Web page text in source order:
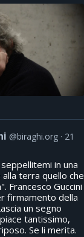
@biraghi.org
21
in una
terra quello che
Francesco Guccini
firmamento della
un segno
tantissimo,
Se li merita.